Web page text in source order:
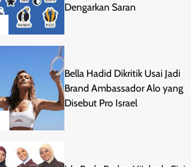
Dengarkan Saran
Bella Hadid Dikritik Usai Jadi
Brand Ambassador Alo yang
Disebut Pro Israel